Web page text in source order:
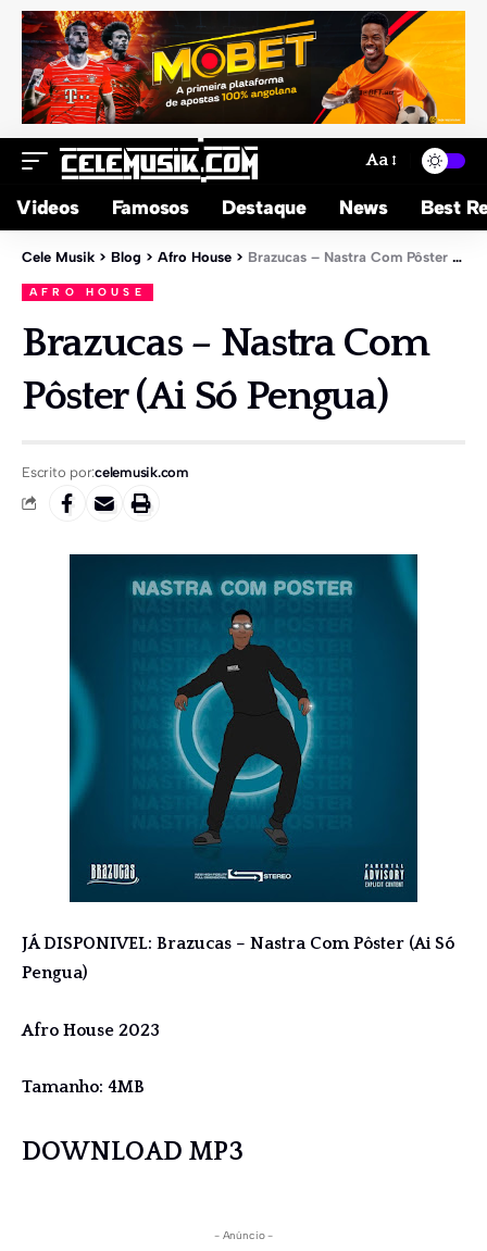
Aa
Videos Famosos Destaque News Best
Cele Musik > Blog > Afro House > Brazucas – Nastra Com Pôster (Ai Só Pengua)
AFRO HOUSE
Brazucas – Nastra Com
Pôster (Ai Só Pengua)
Escrito por:celemusik.com
JÁ DISPONIVEL: Brazucas – Nastra Com Pôster (Ai Só
Pengua)
Afro House 2023
Tamanho: 4MB
DOWNLOAD MP3
- Anúncio -